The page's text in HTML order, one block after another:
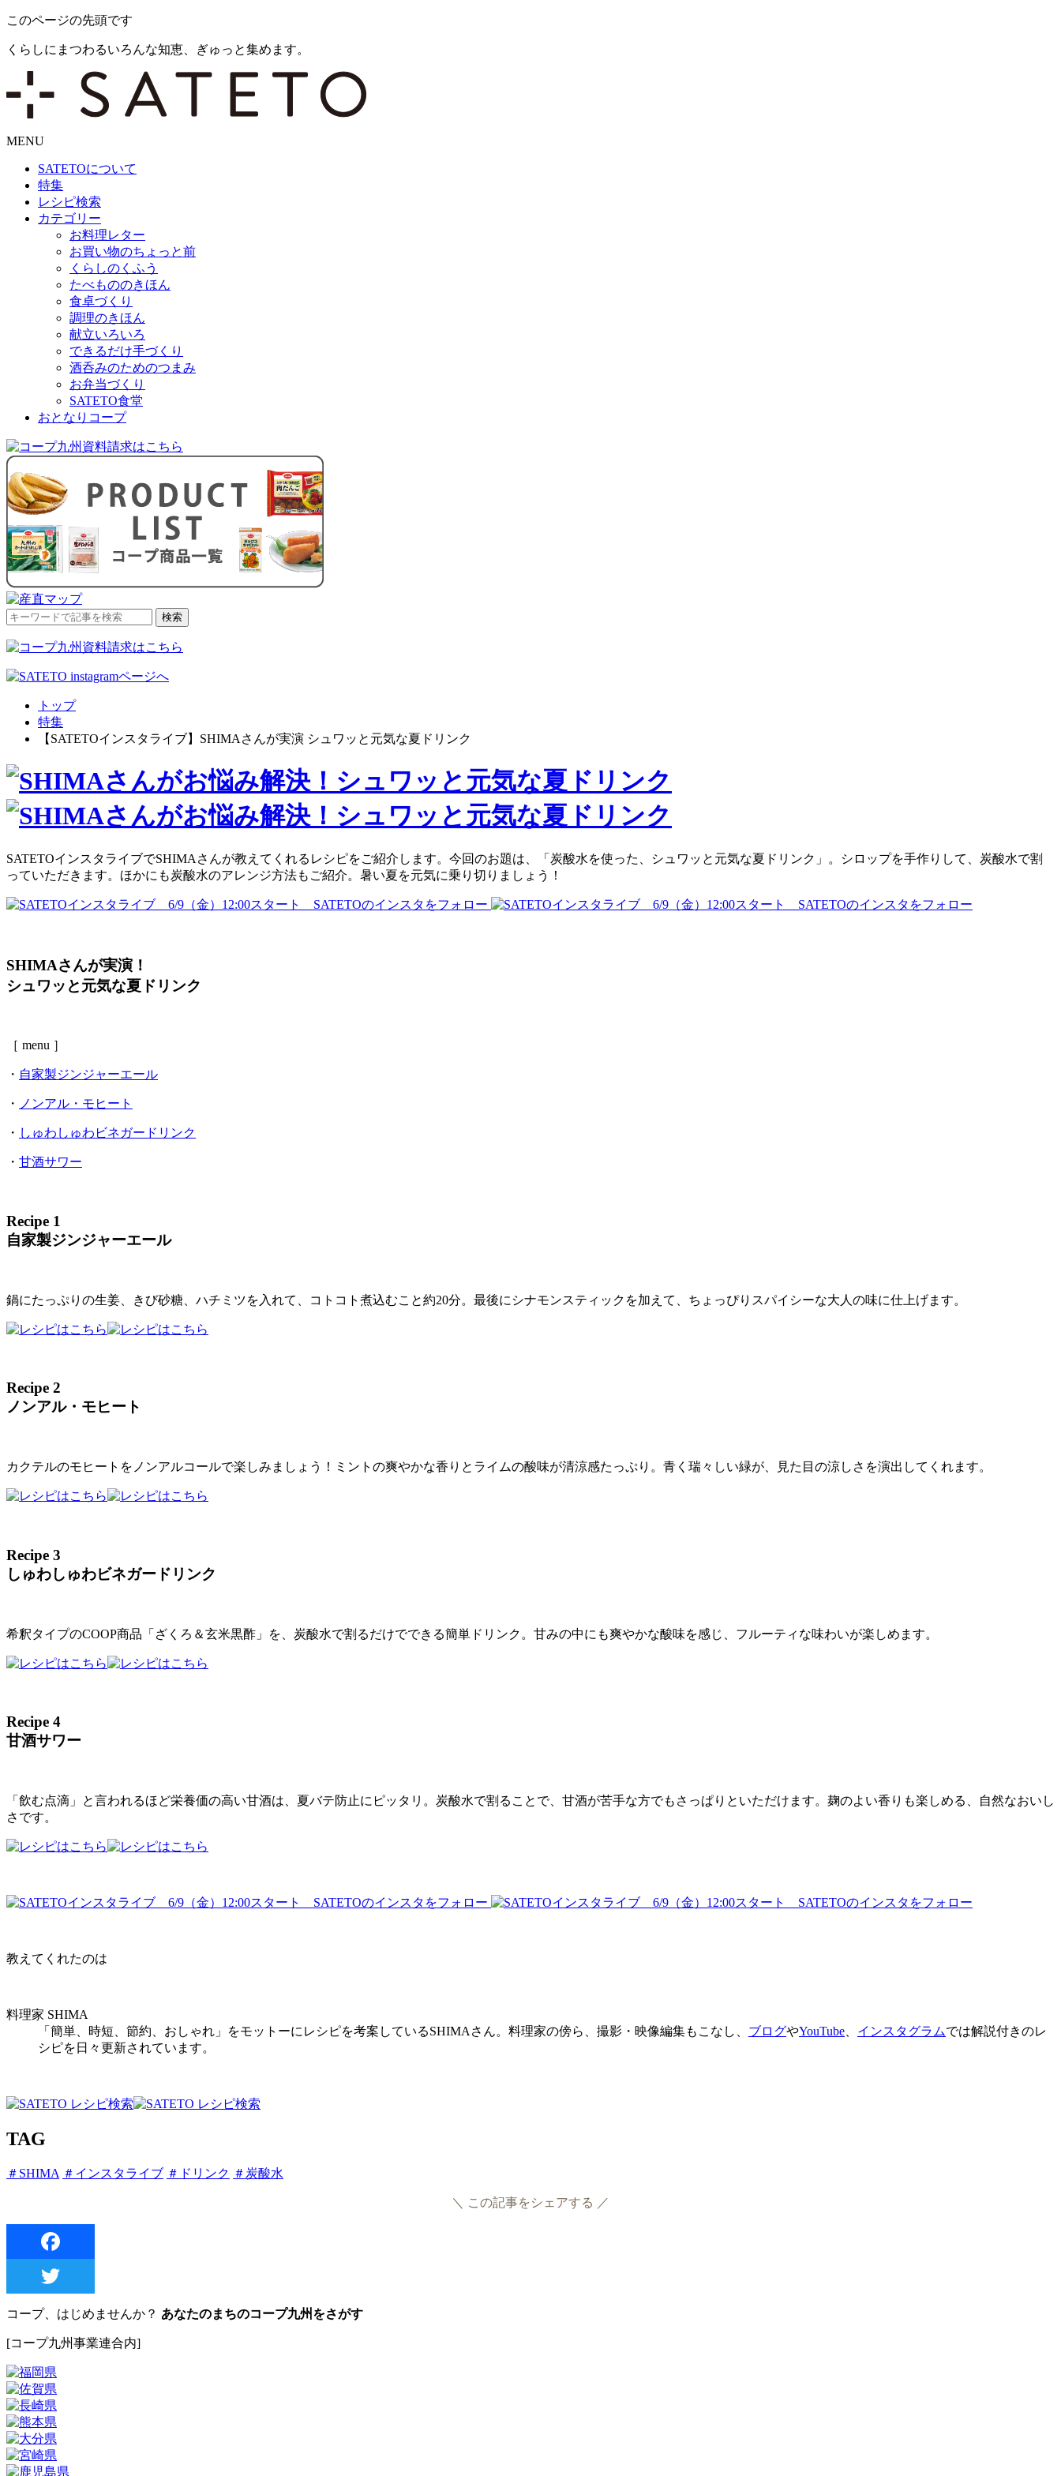
このページの先頭です
くらしにまつわるいろんな知恵、ぎゅっと集めます。
MENU
SATETOについて
特集
レシピ検索
カテゴリー
お料理レター
お買い物のちょっと前
くらしのくふう
たべもののきほん
食卓づくり
調理のきほん
献立いろいろ
できるだけ手づくり
酒呑みのためのつまみ
お弁当づくり
SATETO食堂
おとなりコープ
検
対
検索
トップ
特集
【SATETOインスタライブ】SHIMAさんが実演 シュワッと元気な夏ドリンク
SATETOインスタライブでSHIMAさんが教えてくれるレシピをご紹介します。今回のお題は、「炭酸水を使った、シュワッと元気な夏ドリンク」。シロップを手作りして、炭酸水で割
っていただきます。ほかにも炭酸水のアレンジ方法もご紹介。暑い夏を元気に乗り切りましょう！
SHIMAさんが実演！
シュワッと元気な夏ドリンク
［ menu ］
・ 自家製ジンジャーエール
・ ノンアル・モヒート
・ しゅわしゅわビネガードリンク
・ 甘酒サワー
Recipe 1
自家製ジンジャーエール
鍋にたっぷりの生姜、きび砂糖、ハチミツを入れて、コトコト煮込むこと約20分。最後にシナモンスティックを加えて、ちょっぴりスパイシーな大人の味に仕上げます。
Recipe 2
ノンアル・モヒート
カクテルのモヒートをノンアルコールで楽しみましょう！ミントの爽やかな香りとライムの酸味が清涼感たっぷり。青く瑞々しい緑が、見た目の涼しさを演出してくれます。
Recipe 3
しゅわしゅわビネガードリンク
希釈タイプのCOOP商品「ざくろ＆玄米黒酢」を、炭酸水で割るだけでできる簡単ドリンク。甘みの中にも爽やかな酸味を感じ、フルーティな味わいが楽しめます。
Recipe 4
甘酒サワー
「飲む点滴」と言われるほど栄養価の高い甘酒は、夏バテ防止にピッタリ。炭酸水で割ることで、甘酒が苦手な方でもさっぱりといただけます。麹のよい香りも楽しめる、自然なおいし
さです。
教えてくれたのは
料理家 SHIMA
「簡単、時短、節約、おしゃれ」をモットーにレシピを考案しているSHIMAさん。料理家の傍ら、撮影・映像編集もこなし、 ブログやYouTube インスタグラムでは解説付きのレ
シピを日々更新されています。
TAG
＃SHIMA ＃インスタライブ ＃ドリンク ＃炭酸水
＼ この記事をシェアする ／
コープ、はじめませんか？ あなたのまちのコープ九州をさがす
[コープ九州事業連合内]